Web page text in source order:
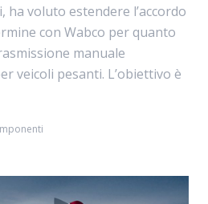
voluto estendere l’accordo
con Wabco per quanto
manuale
veicoli pesanti. L’obiettivo è